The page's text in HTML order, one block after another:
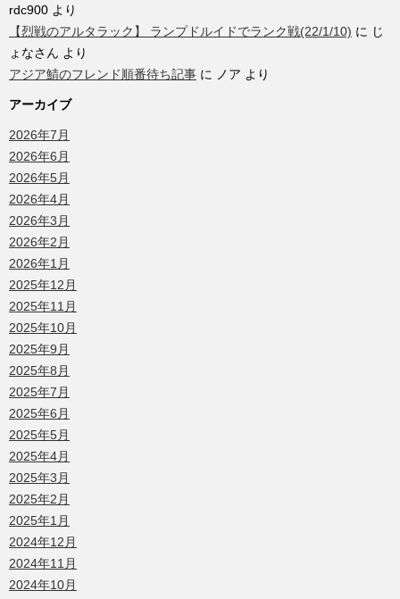
rdc900 より
【烈戦のアルタラック】 ランプドルイドでランク戦(22/1/10) に じ
ょなさん より
アジア鯖のフレンド順番待ち記事 に ノア より
アーカイブ
2026年7月
2026年6月
2026年5月
2026年4月
2026年3月
2026年2月
2026年1月
2025年12月
2025年11月
2025年10月
2025年9月
2025年8月
2025年7月
2025年6月
2025年5月
2025年4月
2025年3月
2025年2月
2025年1月
2024年12月
2024年11月
2024年10月